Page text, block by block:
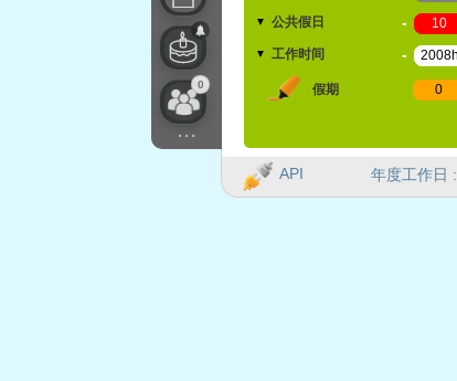
▼ 公共假日 -
▼ 工作时间 -
假期
0
...
年度工作日 :
API